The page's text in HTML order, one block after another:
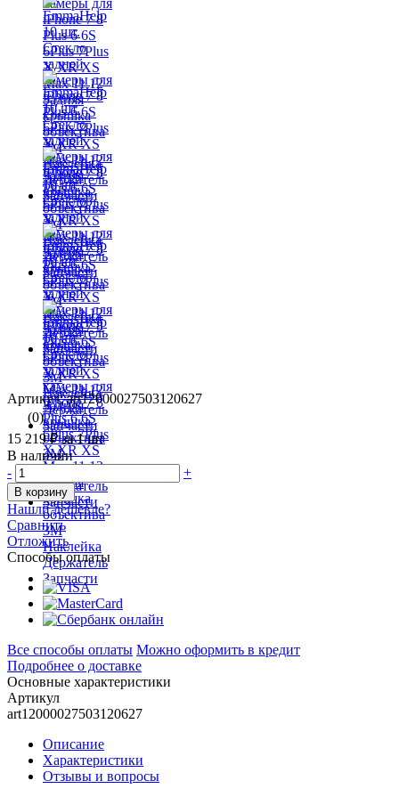
Артикул: art12000027503120627
(0)
15 219 ₽за 1 шт
В наличии
-
+
В корзину
Нашли дешевле?
Сравнить
Отложить
Способы оплаты
Все способы оплаты Можно оформить в кредит
Подробнее о доставке
Основные характеристики
Артикул
art12000027503120627
Описание
Характеристики
Отзывы и вопросы